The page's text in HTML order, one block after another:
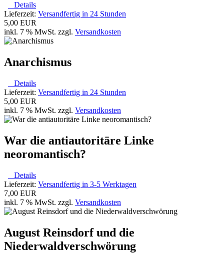
Details
Lieferzeit: Versandfertig in 24 Stunden
5,00 EUR
inkl. 7 % MwSt. zzgl. Versandkosten
Anarchismus
Details
Lieferzeit: Versandfertig in 24 Stunden
5,00 EUR
inkl. 7 % MwSt. zzgl. Versandkosten
War die antiautoritäre Linke
neoromantisch?
Details
Lieferzeit: Versandfertig in 3-5 Werktagen
7,00 EUR
inkl. 7 % MwSt. zzgl. Versandkosten
August Reinsdorf und die
Niederwaldverschwörung